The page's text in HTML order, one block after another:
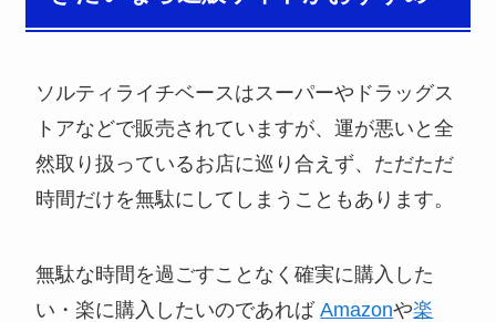
ソルティライチベースはスーパーやドラッグス
トアなどで販売されていますが、運が悪いと全
然取り扱っているお店に巡り合えず、ただただ
時間だけを無駄にしてしまうこともあります。
無駄な時間を過ごすことなく確実に購入した
い・楽に購入したいのであればAmazonや楽